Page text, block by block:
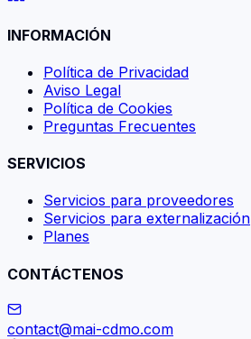
INFORMACIÓN
Política de Privacidad
Aviso Legal
Política de Cookies
Preguntas Frecuentes
SERVICIOS
Servicios para proveedores
Servicios para externalización
Planes
CONTÁCTENOS
contact@mai-cdmo.com